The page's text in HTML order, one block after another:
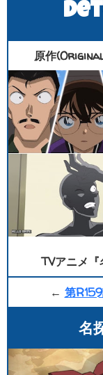
原作
TVアニメ『
← 第
名